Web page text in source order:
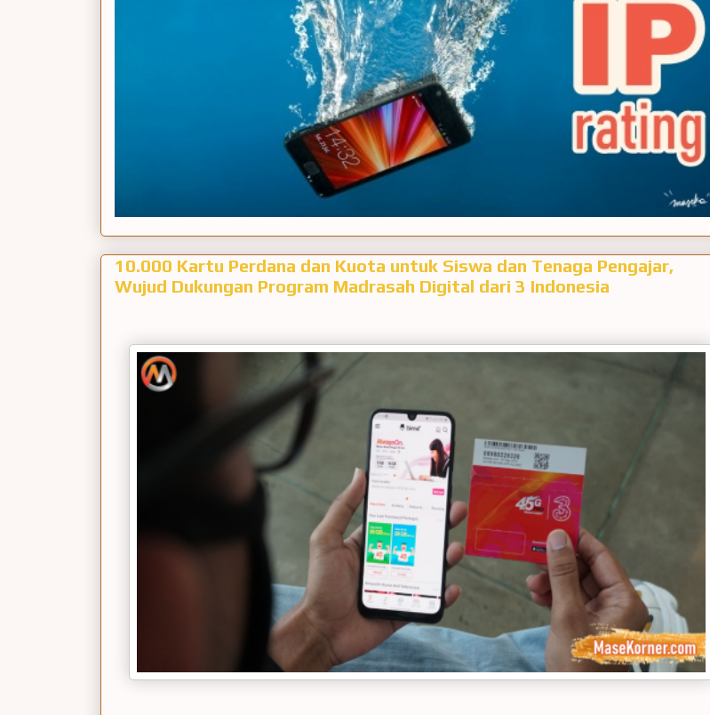
10.000 Kartu Perdana dan Kuota untuk Siswa dan Tenaga Pengajar,
Wujud Dukungan Program Madrasah Digital dari 3 Indonesia